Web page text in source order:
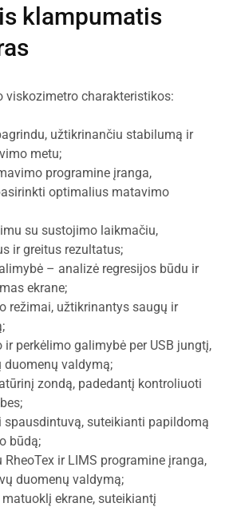
klampumatis
charakteristikos:
užtikrinančiu stabilumą ir
metu;
programine įranga,
optimalius matavimo
su sustojimo laikmačiu,
ir greitus rezultatus;
– analizė regresijos būdu ir
ekrane;
režimai, užtikrinantys saugų ir
perkėlimo galimybė per USB jungtį,
valdymą;
zondą, padedantį kontroliuoti
spausdintuvą, suteikianti papildomą
būdą;
ir LIMS programine įranga,
duomenų valdymą;
ekrane, suteikiantį